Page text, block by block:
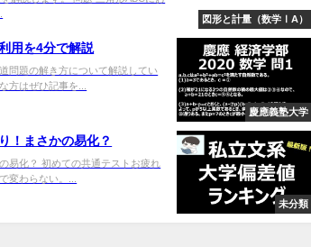
図形と計量（数学ⅠA）
用を4分で解説
問題の解き方について解説してい
方はぜひ記事を...
慶應義塾大学
！まさかの易化？
易化？ 初めての共通テストお疲れ
変わらない。...
未分類